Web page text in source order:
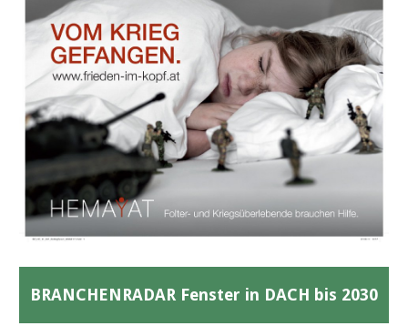
BRANCHENRADAR Fenster in DACH bis 2030